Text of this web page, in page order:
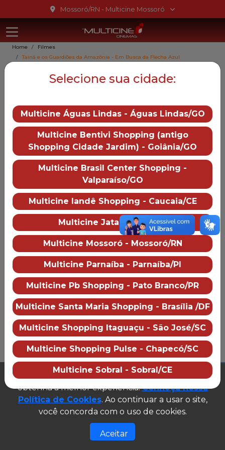
Ir para o conteúdo
Ir para o menu
Ir para o rodapé
Mossoró/RN - Multicine Mossoró
Multicine
Home
Filmes
Tainá e os Guardiões da Amazônia - Em Busca da Flecha Azul
Tainá e os Guardiões da Amazônia - Em Busca da Flecha Azul,
2025
Amazônia - Em Busca da
Flecha Azul
L
Gênero::
Animação
Duração:79 min
Distruibução:
Downtown/Paris
Trailer
— Tainá e os Guardiões
Mais informações
Multicine Mossoró
Sobre o cinema
Como chegar
Preço dos ingressos
PUBLICIDADE
2026 Multicine cinemas
CNPJ: 07.609.246/0007-08
Desenvolvido e gerenciado por
(abre em
Site público v1.0.0
Selecione sua cidade:
Multicine Águas Lindas - Águas Lindas/GO
Multicine Bentivi Shopping (antigo
Shopping Cidade Jardim) - Goiânia/GO
Multicine Brasil Center Shopping -
Valparaíso/GO
Multicine Iandê Shopping - Caucaia/CE
Multicine Jataí - Jataí/GO
Multicine Mossoró - Mossoró/RN
Multicine Parnaíba - Parnaíba/PI
Multicine Pb Shopping - Pato Branco/PR
Multicine Santa Maria Shopping - Brasília /DF
Multicine Shopping Itaguaçu - São José/SC
Multicine Shopping Pulse - Chapecó/SC
Multicine Sobral - Sobral/CE
Este site utiliza cookies para garantir que você
obtenha a melhor experiência.Conheça nossa
Política de Cookies. Ao continuar a usar o site,
você concorda com o uso de cookies.
Aceitar